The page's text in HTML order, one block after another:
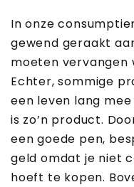
In onze
gewend geraakt
moeten vervangen
Echter, sommige
een leven lang
is zo’n product.
een goede pen,
geld omdat je niet
hoeft te kopen.